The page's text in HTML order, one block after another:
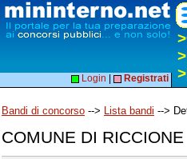
>
>
>
Login Registrati
Bandi di concorso --> Lista bandi -->
COMUNE DI RICCIONE